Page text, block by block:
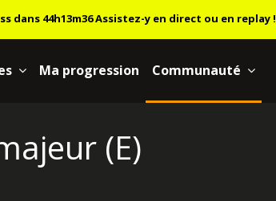
dans 44h13m35Assistez-y en direct ou en replay !
Ma progression Communauté
(E)